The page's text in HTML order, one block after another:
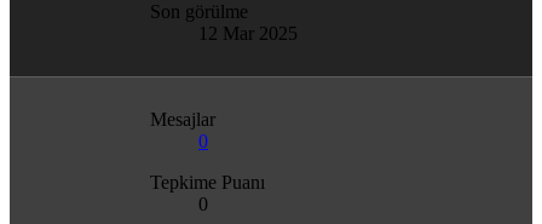
Son görülme
12 Mar 2025
Mesajlar
0
Tepkime Puanı
0